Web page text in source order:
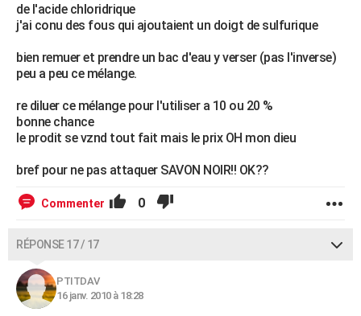
de l'acide chloridrique
j'ai conu des fous qui ajoutaient un doigt de sulfurique
bien remuer et prendre un bac d'eau y verser (pas l'inverse)
peu a peu ce mélange.
re diluer ce mélange pour l'utiliser a 10 ou 20 %
bonne chance
le prodit se vznd tout fait mais le prix OH mon dieu
bref pour ne pas attaquer SAVON NOIR!! OK??
Commenter 0
RÉPONSE 17 / 17
PTITDAV
16 janv. 2010 à 18:28